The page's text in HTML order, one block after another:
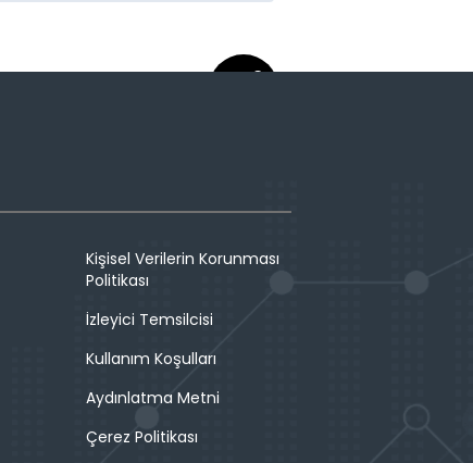
Kişisel Verilerin Korunması
Politikası
İzleyici Temsilcisi
Kullanım Koşulları
Aydınlatma Metni
Çerez Politikası